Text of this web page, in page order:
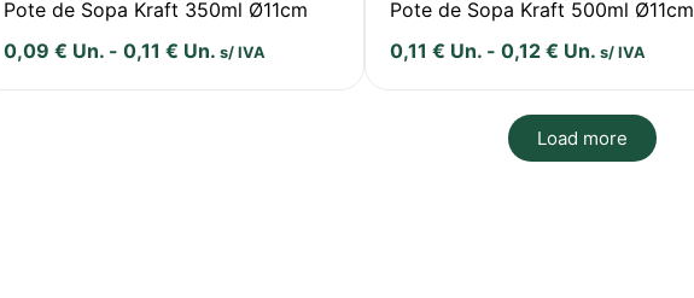
Pote de Sopa Kraft 350ml Ø11cm
0,09€ Un. -0,11€ Un. s/ IVA
Pote de Sopa Kraft 500ml Ø11cm
0,11€ Un. -0,12€ Un. s/ IVA
Load more